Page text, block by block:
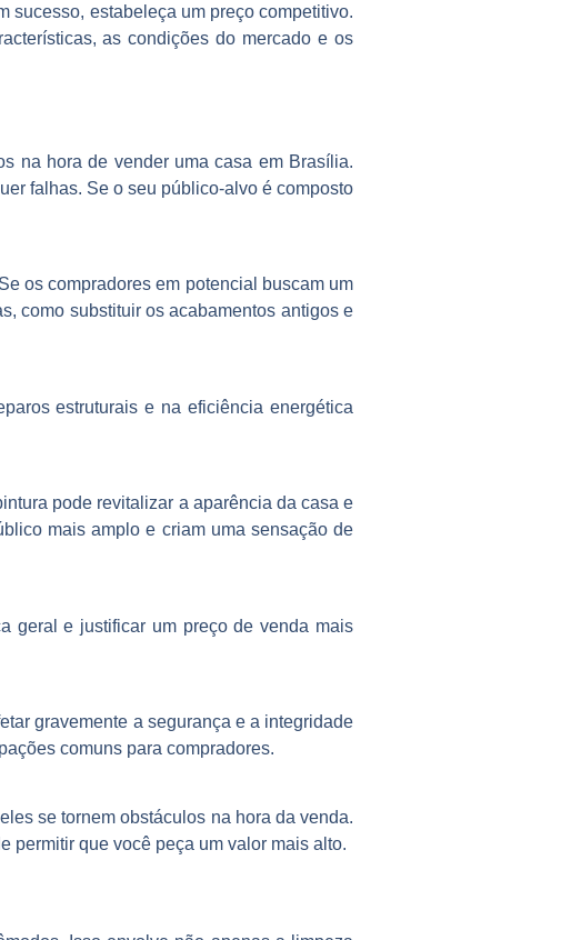
sucesso, estabeleça um preço competitivo.
as condições do mercado e os
na hora de vender uma casa em Brasília.
falhas. Se o seu público-alvo é composto
os compradores em potencial buscam um
como substituir os acabamentos antigos e
estruturais e na eficiência energética
pode revitalizar a aparência da casa e
mais amplo e criam uma sensação de
geral e justificar um preço de venda mais
gravemente a segurança e a integridade
comuns para compradores.
se tornem obstáculos na hora da venda.
permitir que você peça um valor mais alto.